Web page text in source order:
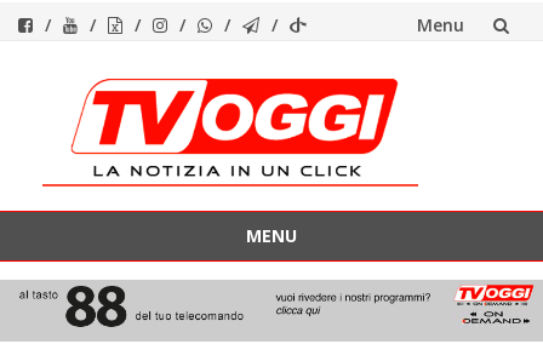
Menu
contenuto
MENU
contenuto